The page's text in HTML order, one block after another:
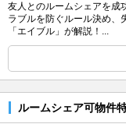
友人とのルームシェアを成
ラブルを防ぐルール決め、
「エイブル」が解説！...
ルームシェア可物件